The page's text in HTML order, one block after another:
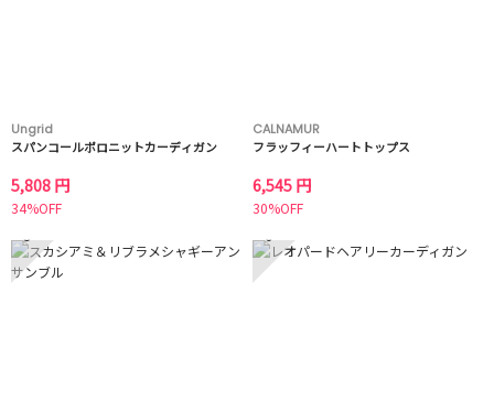
Ungrid
スパンコールポロニットカーディガン
5,808 円
34%OFF
CALNAMUR
フラッフィーハートトップス
6,545 円
30%OFF
5 6